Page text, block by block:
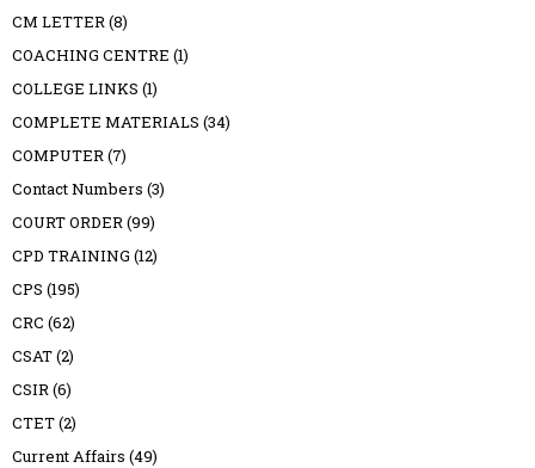
CM LETTER(8)
COACHING CENTRE (1)
COLLEGE LINKS (1)
COMPLETE MATERIALS (34)
COMPUTER(7)
Contact Numbers (3)
COURT ORDER(99)
CPD TRAINING (12)
CPS (195)
CRC (62)
CSAT(2)
CSIR(6)
CTET(2)
Current Affairs (49)